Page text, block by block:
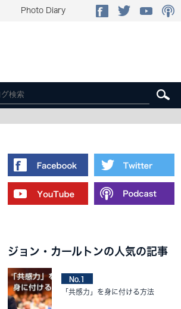
Photo Diary
ジョン・カールトンの人気の記事
No.1
「共感力」を身に付ける方法